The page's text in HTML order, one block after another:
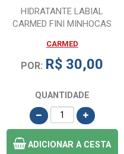
HIDRATANTE LABIAL
CARMED FINI MINHOCAS
CARMED
POR: R$ 30,00
QUANTIDADE
ADICIONARA CESTA